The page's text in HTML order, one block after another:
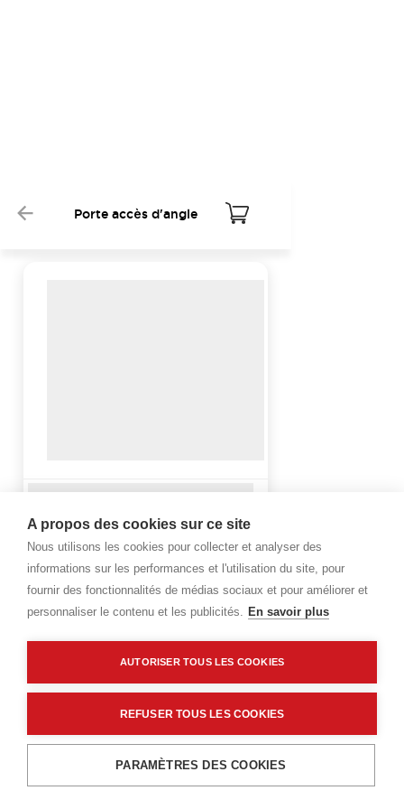
A propos des cookies sur ce site
Nous utilisons les cookies pour collecter et analyser des
informations sur les performances et l'utilisation du site, pour
fournir des fonctionnalités de médias sociaux et pour améliorer et
personnaliser le contenu et les publicités. En savoir plus
AUTORISER TOUS LES COOKIES
REFUSER TOUS LES COOKIES
PARAMÈTRES DES COOKIES
Porte accès d'angle